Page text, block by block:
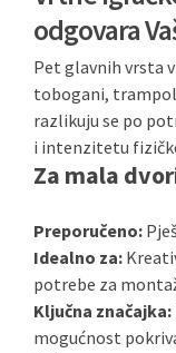
odgovara
Pet glavnih vrsta
tobogani,
razlikuju se po
i intenzitetu
Za mala
Preporučeno:
Idealno za:
potrebe za
Ključna značajka:
mogućnost